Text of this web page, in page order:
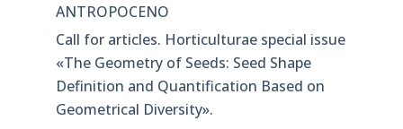
ANTROPOCENO
Call for articles. Horticulturae special issue
«The Geometry of Seeds: Seed Shape
Definition and Quantification Based on
Geometrical Diversity»​.